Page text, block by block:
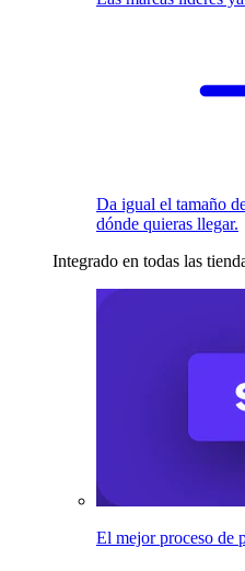
Da igual el tamaño
dónde quieras llegar.
Integrado en todas las
El mejor proceso de